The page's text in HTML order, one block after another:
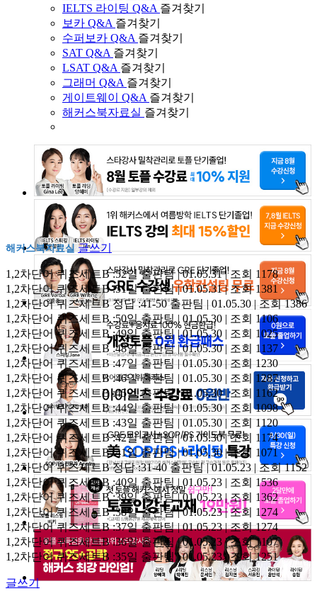
IELTS 라이팅 Q&A 즐겨찾기
보카 Q&A 즐겨찾기
수퍼보카 Q&A 즐겨찾기
SAT Q&A 즐겨찾기
LSAT Q&A 즐겨찾기
그래머 Q&A 즐겨찾기
게이트웨이 Q&A 즐겨찾기
해커스북자료실 즐겨찾기
해커스북자료실 글쓰기
1,2차단어 퀴즈세트B :52일출판팀 | 01.05.31 | 조회 1178
1,2차단어 퀴즈세트B :51일출판팀 | 01.05.31 | 조회 1381
1,2차단어 퀴즈세트B 정답 :41-50출판팀 | 01.05.30 | 조회 1386
1,2차단어 퀴즈세트B :50일출판팀 | 01.05.30 | 조회 1106
1,2차단어 퀴즈세트B :49일출판팀 | 01.05.30 | 조회 1025
1,2차단어 퀴즈세트B :48일출판팀 | 01.05.30 | 조회 1137
1,2차단어 퀴즈세트B :47일출판팀 | 01.05.30 | 조회 1230
1,2차단어 퀴즈세트B :46일출판팀 | 01.05.30 | 조회 1287
1,2차단어 퀴즈세트B :45일출판팀 | 01.05.30 | 조회 1162
1,2차단어 퀴즈세트B :44일출판팀 | 01.05.30 | 조회 1098
1,2차단어 퀴즈세트B :43일출판팀 | 01.05.30 | 조회 1120
1,2차단어 퀴즈세트B :42일출판팀 | 01.05.30 | 조회 1174
1,2차단어 퀴즈세트B :41일출판팀 | 01.05.30 | 조회 1071
1,2차단어 퀴즈세트B 정답 :31-40출판팀 | 01.05.23 | 조회 1152
1,2차단어 퀴즈세트B :40일 출판팀 | 01.05.23 | 조회 1536
1,2차단어 퀴즈세트B :39일출판팀 | 01.05.23 | 조회 1362
1,2차단어 퀴즈세트B :38일출판팀 | 01.05.23 | 조회 1274
1,2차단어 퀴즈세트B :37일출판팀 | 01.05.23 | 조회 1274
1,2차단어 퀴즈세트B :36일출판팀 | 01.05.23 | 조회 1107
1,2차단어 퀴즈세트B :35일 출판팀 | 01.05.23 | 조회 1251
글쓰기